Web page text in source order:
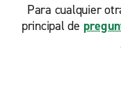
Para cualquier
principal de